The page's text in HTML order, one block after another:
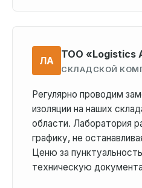
ЛА
ТОО «Logistics
СКЛАДСКОЙ
Регулярно проводим
изоляции на наших
области. Лаборатория
графику, не
Ценю за
техническую